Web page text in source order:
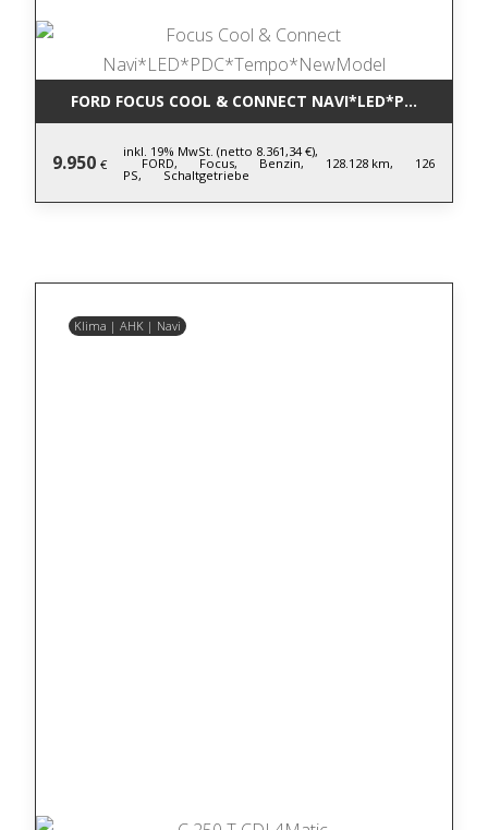
FORD FOCUS COOL & CONNECT
9.950 €
inkl. 19% MwSt. (netto 8.361,34 €),
FORD, Focus, Benzin, 128.128 km, 126
PS, Schaltgetriebe
Klima | AHK | Navi